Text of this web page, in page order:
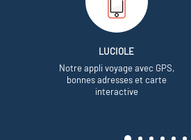
LUCIOLE
Notre appli voyage avec GPS,
bonnes adresses et carte
interactive